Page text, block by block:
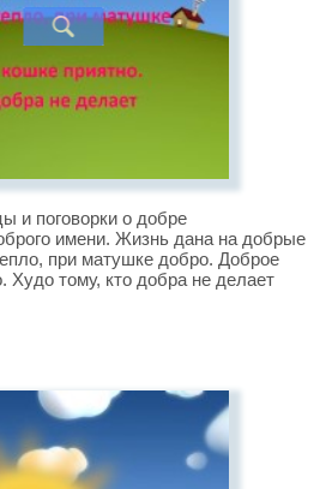
и поговорки о добре
имени. Жизнь дана на добрые
при матушке добро. Доброе
Худо тому, кто добра не делает